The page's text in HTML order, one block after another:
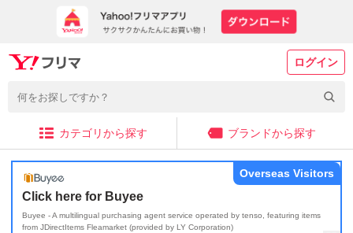
ログイン
カテゴリから探す ブランドから探す
Click here for Buyee
Buyee - A multilingual purchasing agent service operated by tenso, featuring items
from JDirectItems Fleamarket (provided by LY Corporation)
Overseas Visitors